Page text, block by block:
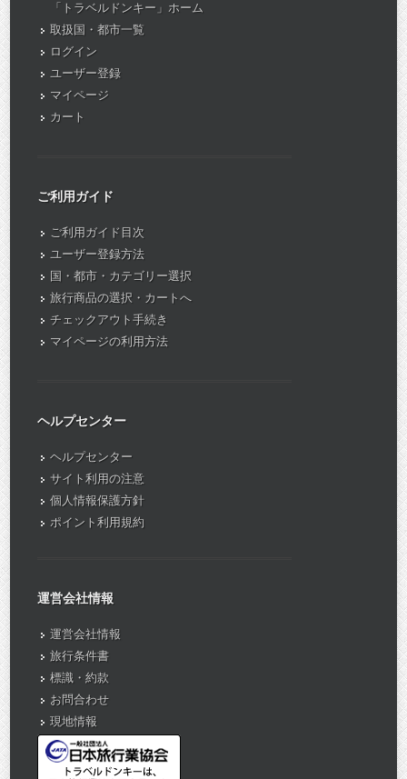
「トラベルドンキー」ホーム
取扱国・都市一覧
ログイン
ユーザー登録
マイページ
カート
ご利用ガイド
ご利用ガイド目次
ユーザー登録方法
国・都市・カテゴリー選択
旅行商品の選択・カートへ
チェックアウト手続き
マイページの利用方法
ヘルプセンター
ヘルプセンター
サイト利用の注意
個人情報保護方針
ポイント利用規約
運営会社情報
運営会社情報
旅行条件書
標識・約款
お問合わせ
現地情報